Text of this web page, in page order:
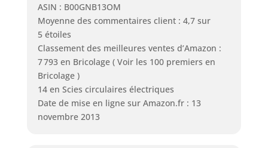
ASIN : B00GNB13OM
Moyenne des commentaires client : 4,7 sur
5 étoiles
Classement des meilleures ventes d’Amazon :
7 793 en Bricolage ( Voir les 100 premiers en
Bricolage )
14 en Scies circulaires électriques
Date de mise en ligne sur Amazon.fr : 13
novembre 2013